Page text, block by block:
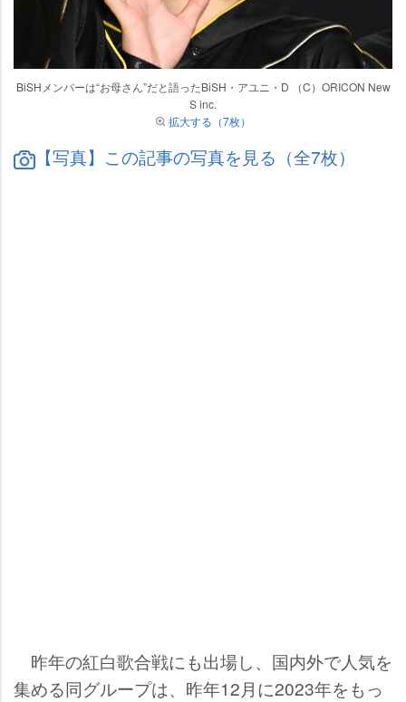
BiSHメンバーは“お母さん”だと語ったBiSH・アユニ・D （C）ORICON New
S inc.
拡大する（7枚）
【写真】この記事の写真を見る（全7枚）
昨年の紅白歌合戦にも出場し、国内外で人気を
集める同グループは、昨年12月に2023年をもっ